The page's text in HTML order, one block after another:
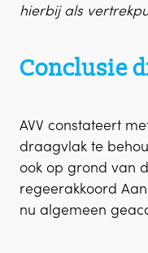
hierbij als
Conclusie
AVV constateert
draagvlak te
ook op grond van
regeerakkoord
nu algemeen